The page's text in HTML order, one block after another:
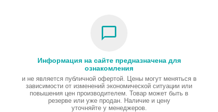
Информация на сайте предназначена для
ознакомления
и не является публичной офертой. Цены могут меняться в
зависимости от изменений экономической ситуации или
повышения цен производителем. Товар может быть в
резерве или уже продан. Наличие и цену
уточняйте у менеджеров.